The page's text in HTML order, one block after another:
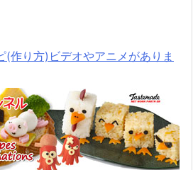
(作り方)ビデオやアニメがありま